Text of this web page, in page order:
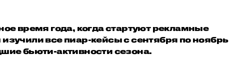
время года, когда стартуют рекламные
все пиар-кейсы с сентября по ноябрь
бьюти-активности сезона.